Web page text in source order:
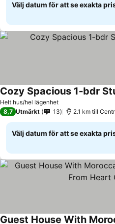
Välj datum för att se exakta
Helt hus/hel lägenhet
Cozy Spacious 1-bdr
8,7 Utmärkt 13 2.1 km till
Välj datum för att se exakta